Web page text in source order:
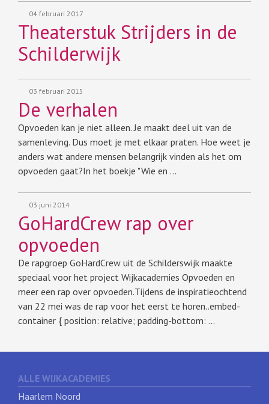
04 februari 2017
Theaterstuk Strijders in de
Schilderwijk
03 februari 2015
De verhalen
Opvoeden kan je niet alleen. Je maakt deel uit van de
samenleving. Dus moet je met elkaar praten. Hoe weet je
anders wat andere mensen belangrijk vinden als het om
opvoeden gaat?In het boekje "Wie en …
03 juni 2014
GoHardCrew rap over
opvoeden
De rapgroep GoHardCrew uit de Schilderswijk maakte
speciaal voor het project Wijkacademies Opvoeden en
meer een rap over opvoeden.Tijdens de inspiratieochtend
van 22 mei was de rap voor het eerst te horen..embed-
container { position: relative; padding-bottom: …
ALLE WIJKACADEMIES
Haarlem Noord